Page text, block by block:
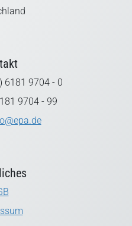
6181 9704 - 0
9704 - 99